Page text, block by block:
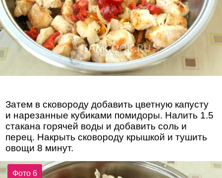
Затем в сковороду добавить цветную капусту
и нарезанные кубиками помидоры. Налить 1.5
стакана горячей воды и добавить соль и
перец. Накрыть сковороду крышкой и тушить
овощи 8 минут.
Фото 6